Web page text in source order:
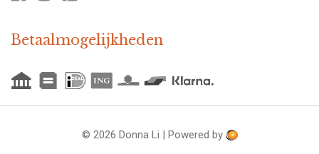
Betaalmogelijkheden
© 2026 Donna Li | Powered by